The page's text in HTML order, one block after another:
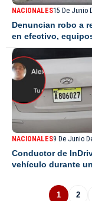
NACIONALES15 De Junio
Denuncian robo a
en efectivo,
NACIONALES9 De Junio
Conductor de
vehículo durante
1 2